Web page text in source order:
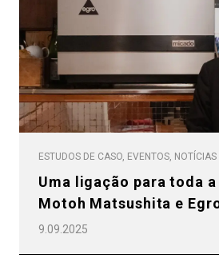
ESTUDOS DE CASO, EVENTOS, NOTÍCIAS
Uma ligação para toda
Motoh Matsushita e
9.09.2025